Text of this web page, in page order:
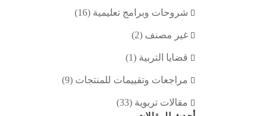
شروحات وبرامج تعليمية (16)
غير مصنف (2)
قضايا التربية (1)
مراجعات وتقييمات للمنتجات (9)
مقالات تربوية (33)